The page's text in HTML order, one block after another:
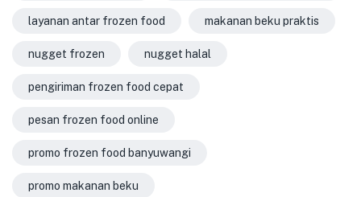
layanan antar frozen food makanan beku praktis
nugget frozen nugget halal
pengiriman frozen food cepat
pesan frozen food online
promo frozen food banyuwangi
promo makanan beku